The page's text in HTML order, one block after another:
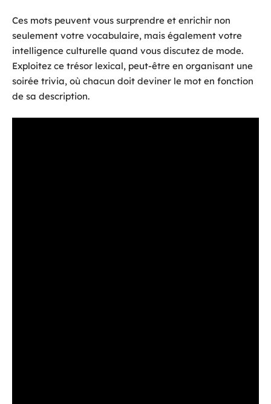
Ces mots peuvent vous surprendre et enrichir non
seulement votre vocabulaire, mais également votre
intelligence culturelle quand vous discutez de mode.
Exploitez ce trésor lexical, peut-être en organisant une
soirée trivia, où chacun doit deviner le mot en fonction
de sa description.